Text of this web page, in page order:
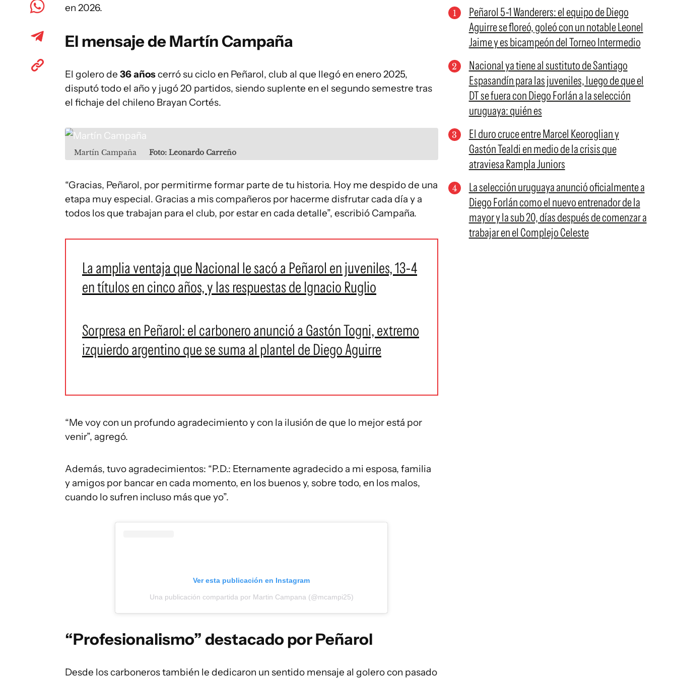
en 2026.
El mensaje de Martín Campaña
El golero de 36 añoscerró su ciclo en Peñarol, club al que llegó en enero 2025,
disputó todo el año y jugó 20 partidos, siendo suplente en el segundo semestre tras
el fichaje del chileno Brayan Cortés.
Martín Campaña Foto: Leonardo Carreño
“Gracias, Peñarol, por permitirme formar parte de tu historia. Hoy me despido de una
etapa muy especial. Gracias a mis compañeros por hacerme disfrutar cada día y a
todos los que trabajan para el club, por estar en cada detalle”, escribió Campaña.
La amplia ventaja que Nacional le sacó a Peñarol en juveniles, 13-4
en títulos en cinco años, y las respuestas de Ignacio Ruglio
Sorpresa en Peñarol: el carbonero anunció a Gastón Togni, extremo
izquierdo argentino que se suma al plantel de Diego Aguirre
“Me voy con un profundo agradecimiento y con la ilusión de que lo mejor está por
venir”, agregó.
Además, tuvo agradecimientos: “P.D.: Eternamente agradecido a mi esposa, familia
y amigos por bancar en cada momento, en los buenos y, sobre todo, en los malos,
cuando lo sufren incluso más que yo”.
Ver esta publicación en Instagram
Una publicación compartida por Martin Campana (@mcampi25)
“Profesionalismo” destacado por Peñarol
Desde los carboneros también le dedicaron un sentido mensaje al golero con pasado
Peñarol 5-1 Wanderers: el equipo de Diego
Aguirre se floreó, goleó con un notable Leonel
Jaime y es bicampeón del Torneo Intermedio
Nacional ya tiene al sustituto de Santiago
Espasandín para las juveniles, luego de que el
DT se fuera con Diego Forlán a la selección
uruguaya: quién es
El duro cruce entre Marcel Keoroglian y
Gastón Tealdi en medio de la crisis que
atraviesa Rampla Juniors
La selección uruguaya anunció oficialmente a
Diego Forlán como el nuevo entrenador de la
mayor y la sub 20, días después de comenzar a
trabajar en el Complejo Celeste